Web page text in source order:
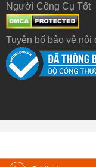
Người Công Cụ Tốt
Tuyên bố bảo vệ nội